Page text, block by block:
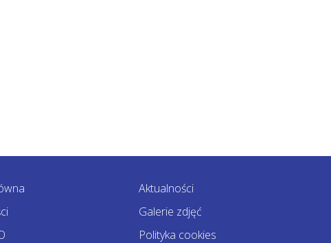
Aktualności
Galerie zdjęć
Polityka cookies